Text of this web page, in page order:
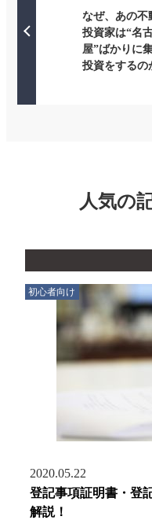
なぜ、あの不
投資家は“名
屋”ばかりに
投資をするの
人気の
初心者向け
2020.05.22
登記事項証明書・登
解説！